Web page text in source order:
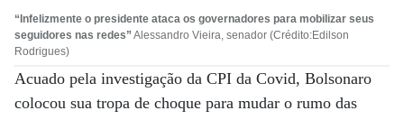
“Infelizmente o presidente ataca os governadores para mobilizar seus
seguidores nas redes” Alessandro Vieira, senador (Crédito:Edilson
Rodrigues)
Acuado pela investigação da CPI da Covid, Bolsonaro
colocou sua tropa de choque para mudar o rumo das